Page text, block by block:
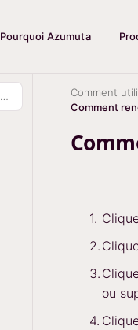
Pourquoi Azumuta
Comment
Comment
ou